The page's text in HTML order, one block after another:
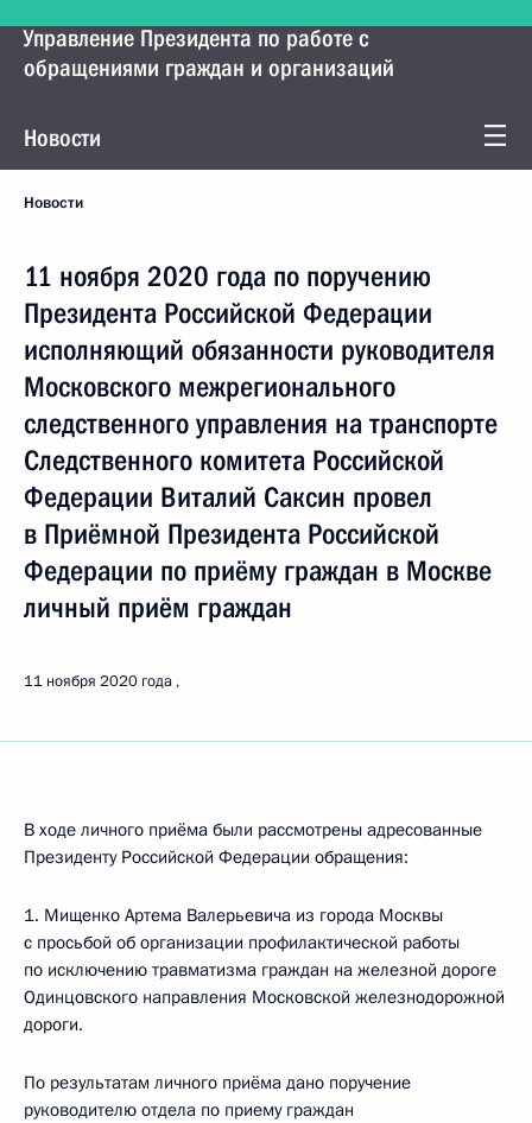
Управление Президента по работе с
обращениями граждан и организаций
Новости
Новости
11 ноября 2020 года по поручению
Президента Российской Федерации
исполняющий обязанности руководителя
Московского межрегионального
следственного управления на транспорте
Следственного комитета Российской
Федерации Виталий Саксин провел
в Приёмной Президента Российской
Федерации по приёму граждан в Москве
личный приём граждан
11 ноября 2020 года
В ходе личного приёма были рассмотрены адресованные
Президенту Российской Федерации обращения:
1. Мищенко Артема Валерьевича из города Москвы
с просьбой об организации профилактической работы
по исключению травматизма граждан на железной дороге
Одинцовского направления Московской железнодорожной
дороги.
По результатам личного приёма дано поручение
руководителю отдела по приему граждан